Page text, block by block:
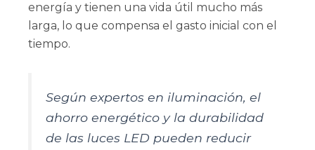
energía y tienen una vida útil mucho más
larga, lo que compensa el gasto inicial con el
tiempo.
Según expertos en iluminación, el
ahorro energético y la durabilidad
de las luces LED pueden reducir